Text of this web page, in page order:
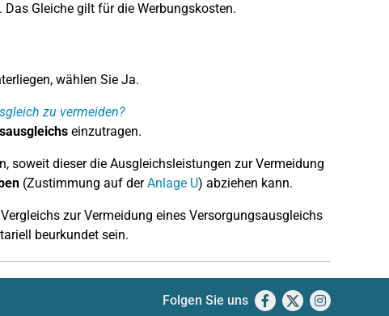
Gleiche gilt für die Werbungskosten.
wählen Sie Ja.
zu vermeiden?
einzutragen.
soweit dieser die Ausgleichsleistungen zur Vermeidung
(Zustimmung auf derAnlage U) abziehen kann.
zur Vermeidung eines Versorgungsausgleichs
beurkundet sein.
Folgen Sie uns Facebook
X Instagram